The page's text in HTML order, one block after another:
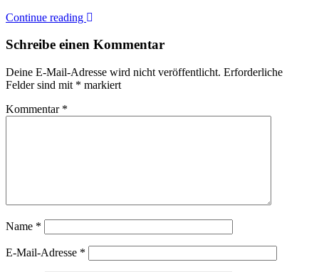
Continue reading
Schreibe einen Kommentar
Deine E-Mail-Adresse wird nicht veröffentlicht. Erforderliche
Felder sind mit * markiert
Kommentar *
Name *
E-Mail-Adresse *